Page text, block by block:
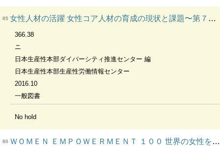
85 女性人材の活躍 女性コア人材の育成の現状と課題〜第７回コア人材としての女性社員育成に関する調査結果〜 ２０１６
366.38
ニ
日本生産性本部ダイバーシティ推進センター 編
日本生産性本部生産性労働情報センター
2016.10
一般図書
No hold
86 ＷＯＭＥＮ ＥＭＰＯＷＥＲＭＥＮＴ １００ 世界の女性をエンパワーする１００の方法